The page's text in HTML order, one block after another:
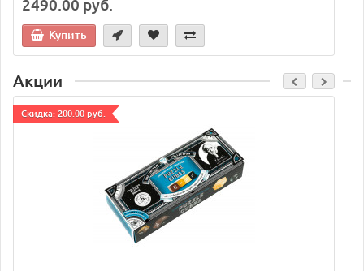
2490.00 руб.
Купить
Акции
Cкидка: 200.00 руб.